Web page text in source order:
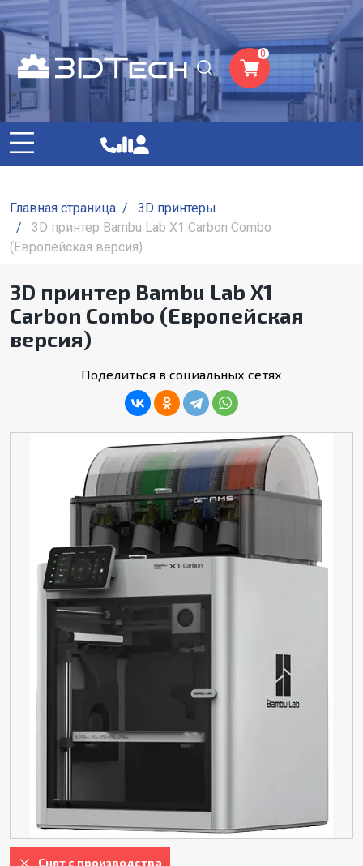
0
Главная страница /
3D принтеры
/
3D принтер Bambu Lab X1 Carbon Combo
(Европейская версия)
3D принтер Bambu Lab X1
Carbon Combo (Европейская
версия)
Поделиться в социальных сетях
Снят с производства